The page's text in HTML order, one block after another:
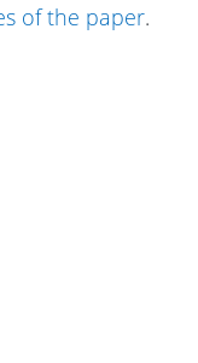
of the paper.